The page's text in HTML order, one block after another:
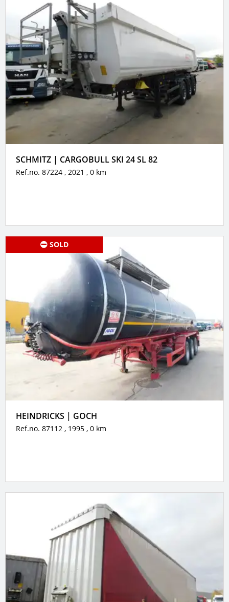
SCHMITZ | CARGOBULL SKI 24 SL 82
Ref.no. 87224 , 2021 , 0 km
SOLD
HEINDRICKS | GOCH
Ref.no. 87112 , 1995 , 0 km